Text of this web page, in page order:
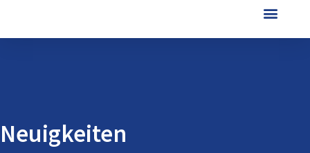
Neuigkeiten